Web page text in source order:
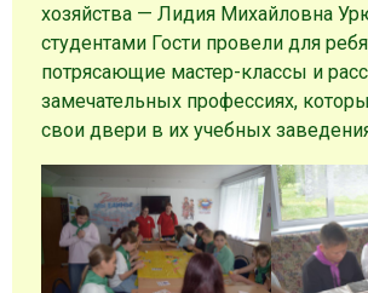
хозяйства — Лидия Михайловна
студентами Гости провели для
потрясающие мастер-классы и
замечательных профессиях,
свои двери в их учебных